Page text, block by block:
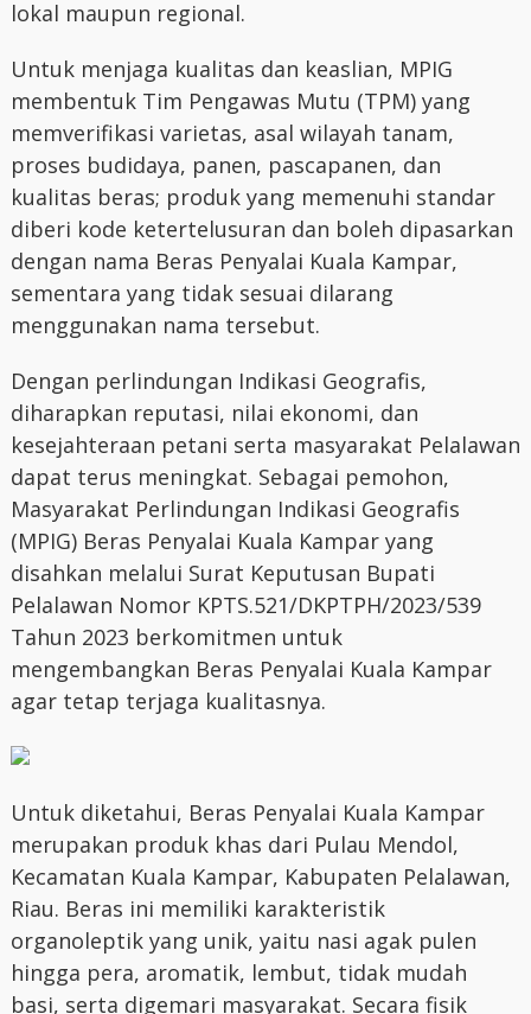
lokal maupun regional.
Untuk menjaga kualitas dan keaslian, MPIG
membentuk Tim Pengawas Mutu (TPM) yang
memverifikasi varietas, asal wilayah tanam,
proses budidaya, panen, pascapanen, dan
kualitas beras; produk yang memenuhi standar
diberi kode ketertelusuran dan boleh dipasarkan
dengan nama Beras Penyalai Kuala Kampar,
sementara yang tidak sesuai dilarang
menggunakan nama tersebut.
Dengan perlindungan Indikasi Geografis,
diharapkan reputasi, nilai ekonomi, dan
kesejahteraan petani serta masyarakat Pelalawan
dapat terus meningkat. Sebagai pemohon,
Masyarakat Perlindungan Indikasi Geografis
(MPIG) Beras Penyalai Kuala Kampar yang
disahkan melalui Surat Keputusan Bupati
Pelalawan Nomor KPTS.521/DKPTPH/2023/539
Tahun 2023 berkomitmen untuk
mengembangkan Beras Penyalai Kuala Kampar
agar tetap terjaga kualitasnya.
Untuk diketahui, Beras Penyalai Kuala Kampar
merupakan produk khas dari Pulau Mendol,
Kecamatan Kuala Kampar, Kabupaten Pelalawan,
Riau. Beras ini memiliki karakteristik
organoleptik yang unik, yaitu nasi agak pulen
hingga pera, aromatik, lembut, tidak mudah
basi, serta digemari masyarakat. Secara fisik